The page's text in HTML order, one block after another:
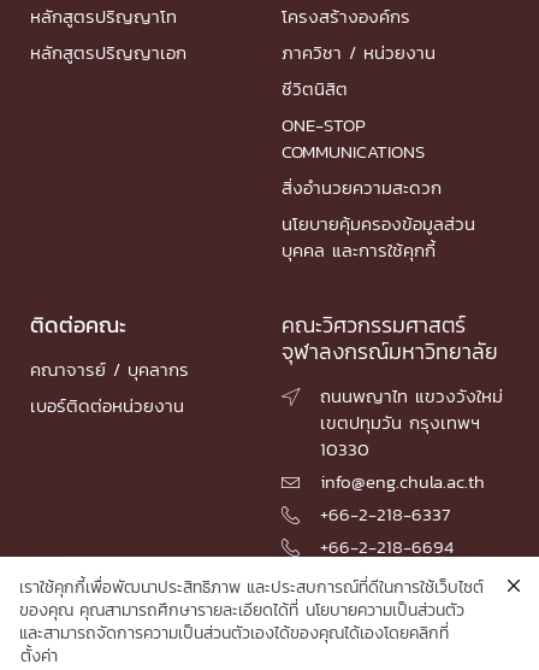
หลักสูตรปริญญาโท
หลักสูตรปริญญาเอก
โครงสร้างองค์กร
ภาควิชา / หน่วยงาน
ชีวิตนิสิต
ONE-STOP
COMMUNICATIONS
สิ่งอำนวยความสะดวก
นโยบายคุ้มครองข้อมูลส่วน
บุคคล และการใช้คุกกี้
ติดต่อคณะ
คณาจารย์ / บุคลากร
เบอร์ติดต่อหน่วยงาน
คณะวิศวกรรมศาสตร์
จุฬาลงกรณ์มหาวิทยาลัย

ถนนพญาไท แขวงวังใหม่
เขตปทุมวัน กรุงเทพฯ
10330
 info@eng.chula.ac.th
 +66-2-218-6337
 +66-2-218-6694
© 2026 Faculty of Engineering, Chulalongkorn University
เราใช้คุกกี้เพื่อพัฒนาประสิทธิภาพ และประสบการณ์ที่ดีในการใช้เว็บไซต์
ของคุณ คุณสามารถศึกษารายละเอียดได้ที่ นโยบายความเป็นส่วนตัว
และสามารถจัดการความเป็นส่วนตัวเองได้ของคุณได้เองโดยคลิกที่
ตั้งค่า